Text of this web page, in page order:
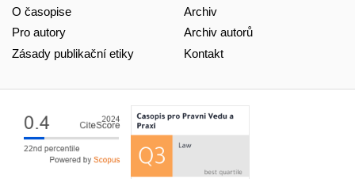
O časopise
Pro autory
Zásady publikační etiky
Archiv
Archiv autorů
Kontakt